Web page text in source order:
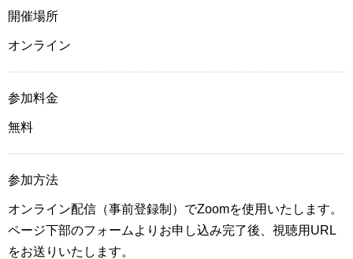
開催場所
オンライン
参加料金
無料
参加方法
オンライン配信（事前登録制）でZoomを使用いたします。
ページ下部のフォームよりお申し込み完了後、視聴用URL
をお送りいたします。